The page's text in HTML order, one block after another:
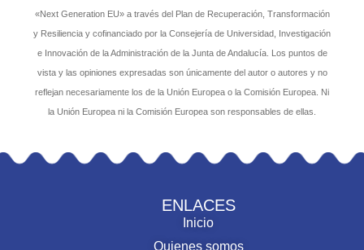
«Next Generation EU» a través del Plan de Recuperación, Transformación
y Resiliencia y cofinanciado por la Consejería de Universidad, Investigación
e Innovación de la Administración de la Junta de Andalucía. Los puntos de
vista y las opiniones expresadas son únicamente del autor o autores y no
reflejan necesariamente los de la Unión Europea o la Comisión Europea. Ni
la Unión Europea ni la Comisión Europea son responsables de ellas.
ENLACES
Inicio
Quienes somos